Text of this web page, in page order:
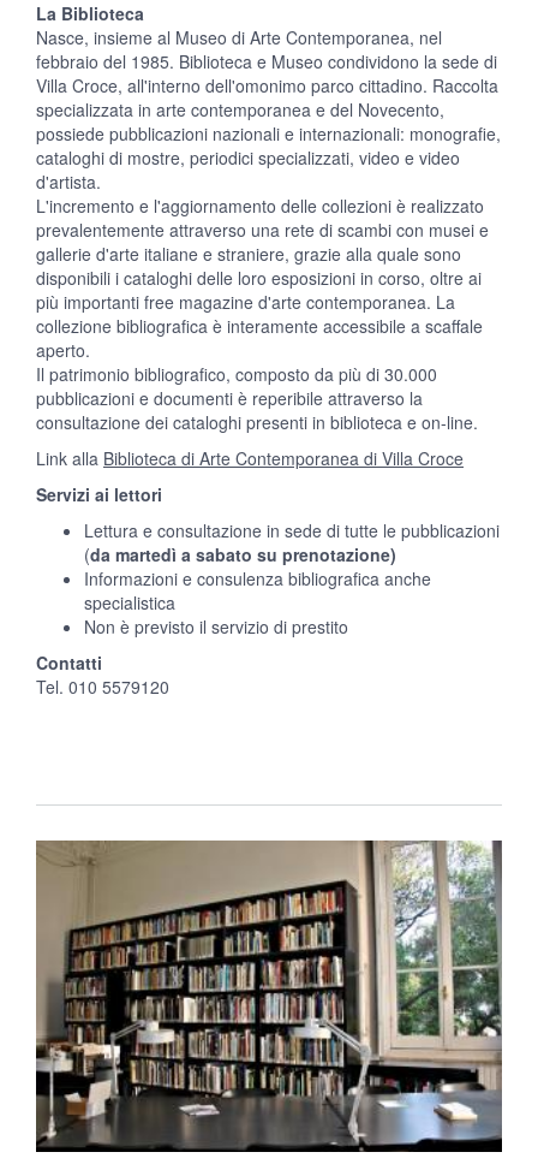
La Biblioteca
Nasce, insieme al Museo di Arte Contemporanea, nel
febbraio del 1985. Biblioteca e Museo condividono la sede di
Villa Croce, all'interno dell'omonimo parco cittadino. Raccolta
specializzata in arte contemporanea e del Novecento,
possiede pubblicazioni nazionali e internazionali: monografie,
cataloghi di mostre, periodici specializzati, video e video
d'artista.
L'incremento e l'aggiornamento delle collezioni è realizzato
prevalentemente attraverso una rete di scambi con musei e
gallerie d'arte italiane e straniere, grazie alla quale sono
disponibili i cataloghi delle loro esposizioni in corso, oltre ai
più importanti free magazine d'arte contemporanea. La
collezione bibliografica è interamente accessibile a scaffale
aperto.
Il patrimonio bibliografico, composto da più di 30.000
pubblicazioni e documenti è reperibile attraverso la
consultazione dei cataloghi presenti in biblioteca e on-line.
Link alla Biblioteca di Arte Contemporanea di Villa Croce
Servizi ai lettori
Lettura e consultazione in sede di tutte le pubblicazioni
(da martedì a sabato su prenotazione)
Informazioni e consulenza bibliografica anche
specialistica
Non è previsto il servizio di prestito
Contatti
Tel. 010 5579120